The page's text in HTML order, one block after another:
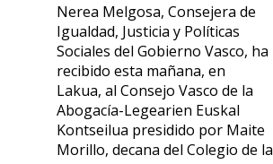
Nerea Melgosa, Consejera de
Igualdad, Justicia y Políticas
Sociales del Gobierno Vasco, ha
recibido esta mañana, en
Lakua, al Consejo Vasco de la
Abogacía-Legearien Euskal
Kontseilua presidido por Maite
Morillo, decana del Colegio de la